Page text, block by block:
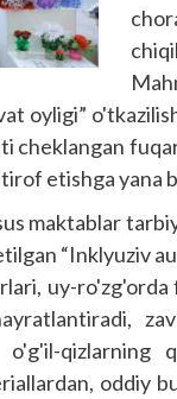
oyligi”
cheklangan
etishga yana
maktablar
“Inklyuziv
uy-
o'g'il-
oddiy